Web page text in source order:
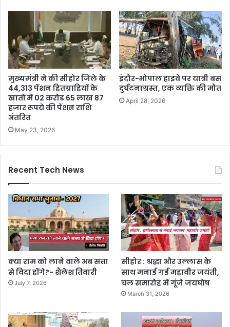
मुख्यमंत्री ने की सीहोर जिले के
44,313 पेंशन हितग्राहियों के
खातों में 02 करोड 65 लाख 87
हजार रूपये की पेंशन राशि
अंतरित
May 23, 2026
इंदौर-भोपाल हाइवे पर यात्री बस
दुर्घटनाग्रस्त, एक व्यक्ति की मौत
April 28, 2026
Recent Tech News
क्या राम को लाने वाले अब सत्ता
से विदा होंगे?- शैलेश तिवारी
July 7, 2026
सीहोर : श्रद्धा और उल्लास के
साथ मनाई गई महावीर जयंती,
चल समारोह में गूंजे जयघोष
March 31, 2026